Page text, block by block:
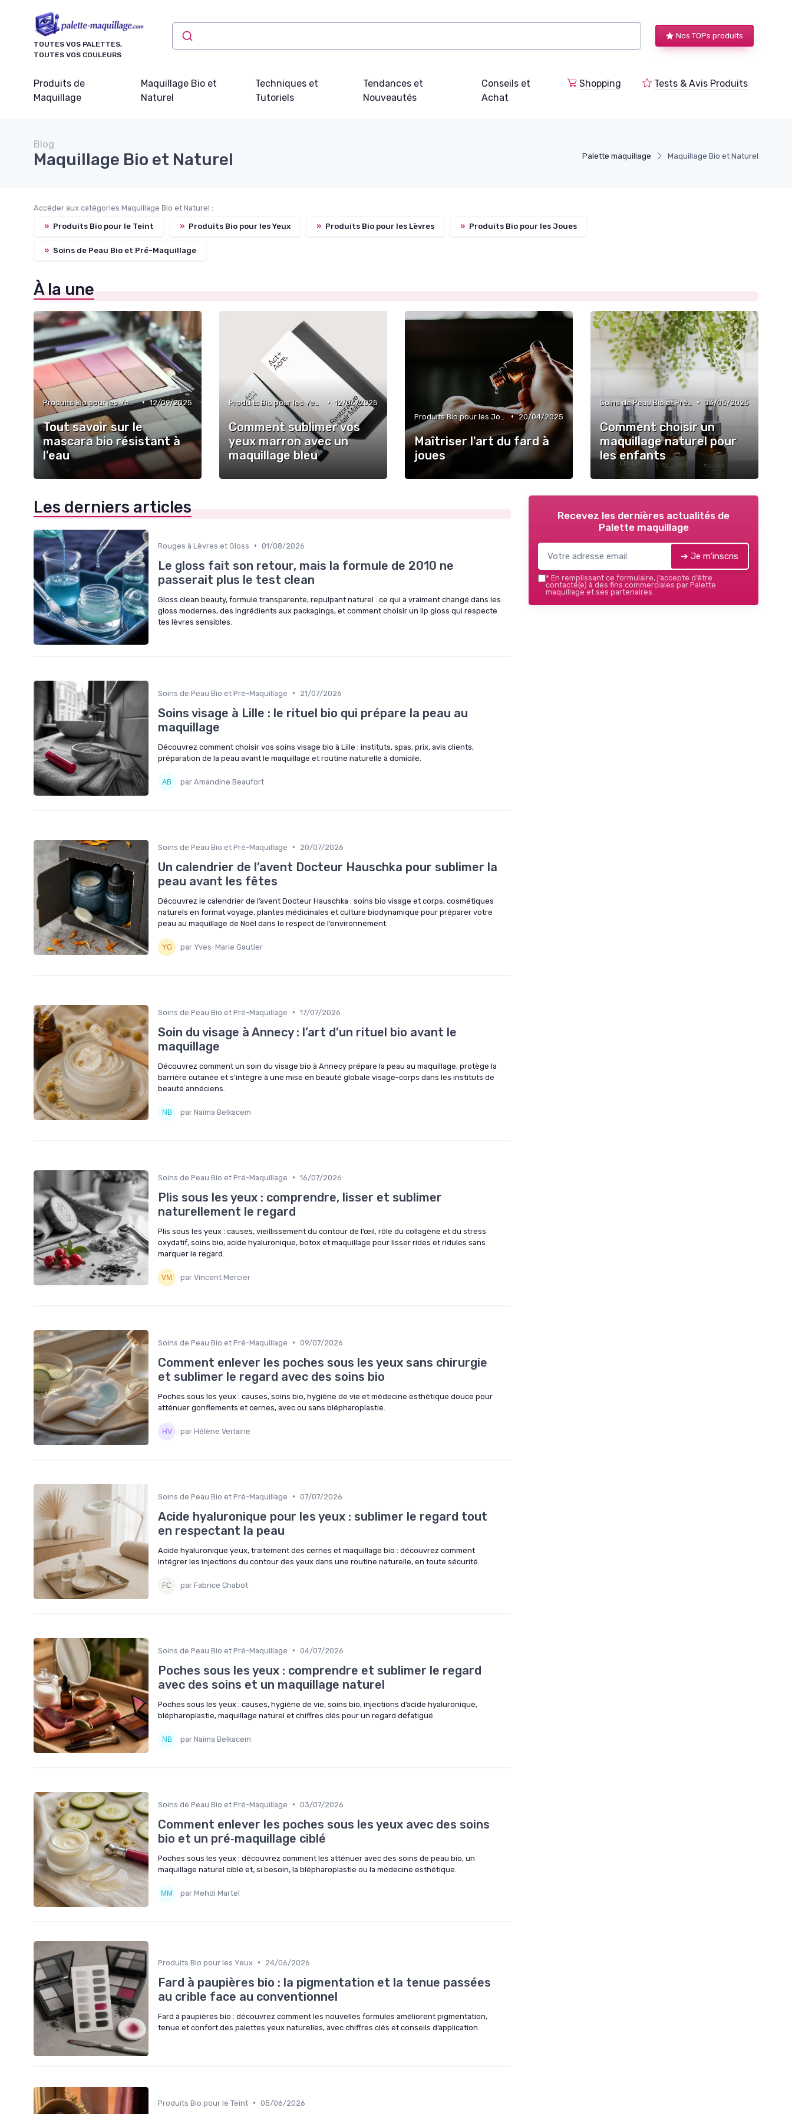
TOUTES VOS PALETTES,
TOUTES VOS COULEURS
Nos TOPs produits
Produits de
Maquillage
Maquillage Bio et
Naturel
Techniques et
Tutoriels
Tendances et
Nouveautés
Conseils et
Achat
Shopping Tests & Avis Produits
Palette maquillage Maquillage Bio et Naturel
Blog
Maquillage Bio et Naturel
Accéder aux catégories Maquillage Bio et Naturel :
» Produits Bio pour le Teint » Produits Bio pour les Yeux » Produits Bio pour les Lèvres » Produits Bio pour les Joues
» Soins de Peau Bio et Pré-Maquillage
À la une
Produits Bio pour les Yeux • 12/09/2025
Tout savoir sur le
mascara bio résistant à
l'eau
Produits Bio pour les Yeux • 12/06/2025
Comment sublimer vos
yeux marron avec un
maquillage bleu
• 20/04/2025
Maîtriser l'art du fard à
joues
• 03/05/2025
Comment choisir un
maquillage naturel pour
les enfants
Les derniers articles
Rouges à Lèvres et Gloss • 01/08/2026
Le gloss fait son retour, mais la formule de 2010 ne
passerait plus le test clean
Gloss clean beauty, formule transparente, repulpant naturel : ce qui a vraiment changé dans les
gloss modernes, des ingrédients aux packagings, et comment choisir un lip gloss qui respecte
tes lèvres sensibles.
Soins de Peau Bio et Pré-Maquillage • 21/07/2026
Soins visage à Lille : le rituel bio qui prépare la peau au
maquillage
Découvrez comment choisir vos soins visage bio à Lille : instituts, spas, prix, avis clients,
préparation de la peau avant le maquillage et routine naturelle à domicile.
par Amandine Beaufort
Soins de Peau Bio et Pré-Maquillage • 20/07/2026
Un calendrier de l’avent Docteur Hauschka pour sublimer la
peau avant les fêtes
Découvrez le calendrier de l’avent Docteur Hauschka : soins bio visage et corps, cosmétiques
naturels en format voyage, plantes médicinales et culture biodynamique pour préparer votre
peau au maquillage de Noël dans le respect de l’environnement.
par Yves-Marie Gautier
Soins de Peau Bio et Pré-Maquillage • 17/07/2026
Soin du visage à Annecy : l’art d’un rituel bio avant le
maquillage
Découvrez comment un soin du visage bio à Annecy prépare la peau au maquillage, protège la
barrière cutanée et s’intègre à une mise en beauté globale visage-corps dans les instituts de
beauté annéciens.
par Naïma Belkacem
Soins de Peau Bio et Pré-Maquillage • 16/07/2026
Plis sous les yeux : comprendre, lisser et sublimer
naturellement le regard
Plis sous les yeux : causes, vieillissement du contour de l’œil, rôle du collagène et du stress
oxydatif, soins bio, acide hyaluronique, botox et maquillage pour lisser rides et ridules sans
marquer le regard.
par Vincent Mercier
Soins de Peau Bio et Pré-Maquillage • 09/07/2026
Comment enlever les poches sous les yeux sans chirurgie
et sublimer le regard avec des soins bio
Poches sous les yeux : causes, soins bio, hygiène de vie et médecine esthétique douce pour
atténuer gonflements et cernes, avec ou sans blépharoplastie.
par Hélène Verlaine
Soins de Peau Bio et Pré-Maquillage • 07/07/2026
Acide hyaluronique pour les yeux : sublimer le regard tout
en respectant la peau
Acide hyaluronique yeux, traitement des cernes et maquillage bio : découvrez comment
intégrer les injections du contour des yeux dans une routine naturelle, en toute sécurité.
par Fabrice Chabot
Soins de Peau Bio et Pré-Maquillage • 04/07/2026
Poches sous les yeux : comprendre et sublimer le regard
avec des soins et un maquillage naturel
Poches sous les yeux : causes, hygiène de vie, soins bio, injections d’acide hyaluronique,
blépharoplastie, maquillage naturel et chiffres clés pour un regard défatigué.
par Naïma Belkacem
Soins de Peau Bio et Pré-Maquillage • 03/07/2026
Comment enlever les poches sous les yeux avec des soins
bio et un pré‑maquillage ciblé
Poches sous les yeux : découvrez comment les atténuer avec des soins de peau bio, un
maquillage naturel ciblé et, si besoin, la blépharoplastie ou la médecine esthétique.
par Mehdi Martel
Produits Bio pour les Yeux • 24/06/2026
Fard à paupières bio : la pigmentation et la tenue passées
au crible face au conventionnel
Fard à paupières bio : découvrez comment les nouvelles formules améliorent pigmentation,
tenue et confort des palettes yeux naturelles, avec chiffres clés et conseils d’application.
Produits Bio pour le Teint • 05/06/2026
Recevez les dernières actualités de
Palette maquillage
➔ Je m'inscris
* En remplissant ce formulaire, j’accepte d’être
contacté(e) à des fins commerciales par Palette
maquillage et ses partenaires.